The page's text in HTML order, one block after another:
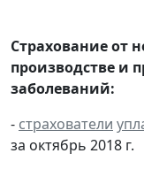
Страхование от
производстве и
заболеваний:
- страхователи
за октябрь 2018 г.